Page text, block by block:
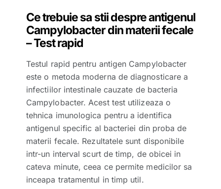
Ce trebuie sa stii despre antigenul
Campylobacter din materii fecale
– Test rapid
Testul rapid pentru antigen Campylobacter
este o metoda moderna de diagnosticare a
infectiilor intestinale cauzate de bacteria
Campylobacter. Acest test utilizeaza o
tehnica imunologica pentru a identifica
antigenul specific al bacteriei din proba de
materii fecale. Rezultatele sunt disponibile
intr-un interval scurt de timp, de obicei in
cateva minute, ceea ce permite medicilor sa
inceapa tratamentul in timp util.